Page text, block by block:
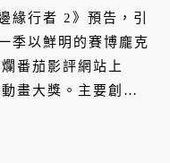
緣行者 2》預告，引
季以鮮明的賽博龐克
番茄影評網站上
畫大獎。主要創作